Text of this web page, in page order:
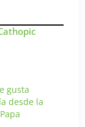
gusta
desde la